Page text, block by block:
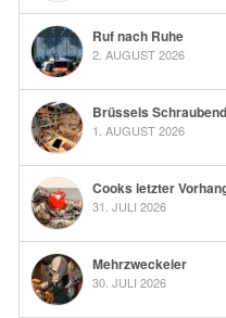
Ruf nach Ruhe
2. AUGUST 2026
Brüssels
1. AUGUST 2026
Cooks letzter
31. JULI 2026
Mehrzweckeier
30. JULI 2026